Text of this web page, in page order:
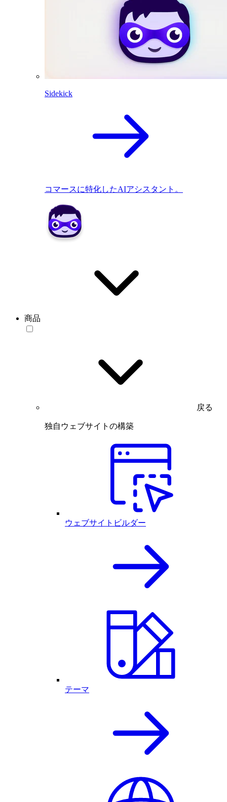
Sidekick
コマースに特化したAIアシスタント。
商品
戻る
独自ウェブサイトの構築
ウェブサイトビルダー
テーマ